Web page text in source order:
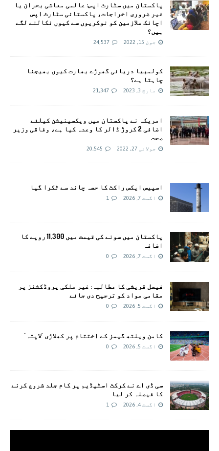
پاکستان میں سٹارٹ اپس: عالمی معاشی بحران یا
غیر ضروری اخراجات، پاکستانی سٹارٹ اپس
اچانک ملازمین کو نوکریوں سے کیوں نکالنے لگے
ہیں؟
جون 15, 2022 24,537
کولمبیا دریائی گھوڑے بھارت کیوں بھیجنا
چاہتا ہے؟
مارچ 3, 2023 21,347
امريکہ نے پاکستان میں ویکسینیشن کیلئے
اضافی 2 کروڑ ڈالر کا وعدہ کیا ہے، وفاقی وزیر
صحت
جولائی 27, 2022 20,545
اسپیس ایکس راکٹ کا حصہ چاند سے ٹکرا گیا
اگست 7, 2026 1
پاکستان میں سونے کی قیمت میں 11,300 روپے کا
اضافہ
اگست 7, 2026 0
فیصل قریشی کا مطالبہ: غیر ملکی پروڈکشنز پر
مقامی مواد کو ترجیح دی جائے
اگست 5, 2026 0
کامن ویلتھ گیمز کے اختتام پر کھلاڑی ‘لاپتہ’
اگست 5, 2026 0
سی ڈی اے نے کرکٹ اسٹیڈیم پر کام جلد شروع کرنے
کا فیصلہ کر لیا
اگست 4, 2026 1